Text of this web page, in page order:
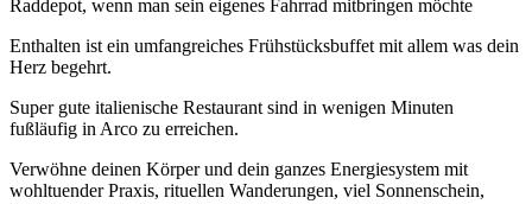
Raddepot, wenn man sein eigenes Fahrrad mitbringen möchte
Enthalten ist ein umfangreiches Frühstücksbuffet mit allem was dein
Herz begehrt.
Super gute italienische Restaurant sind in wenigen Minuten
fußläufig in Arco zu erreichen.
Verwöhne deinen Körper und dein ganzes Energiesystem mit
wohltuender Praxis, rituellen Wanderungen, viel Sonnenschein,